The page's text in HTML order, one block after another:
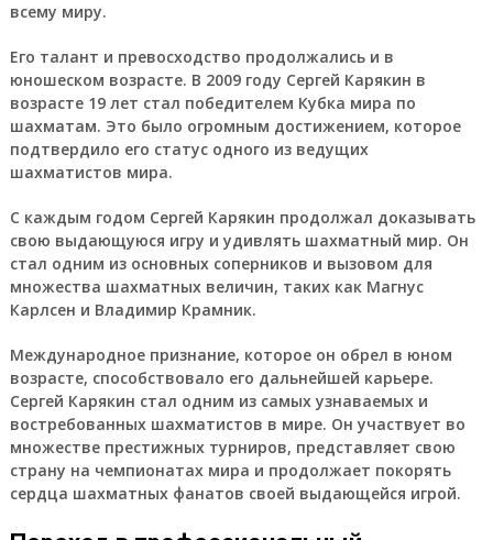
всему миру.
Его талант и превосходство продолжались и в
юношеском возрасте. В 2009 году Сергей Карякин в
возрасте 19 лет стал победителем Кубка мира по
шахматам. Это было огромным достижением, которое
подтвердило его статус одного из ведущих
шахматистов мира.
С каждым годом Сергей Карякин продолжал доказывать
свою выдающуюся игру и удивлять шахматный мир. Он
стал одним из основных соперников и вызовом для
множества шахматных величин, таких как Магнус
Карлсен и Владимир Крамник.
Международное признание, которое он обрел в юном
возрасте, способствовало его дальнейшей карьере.
Сергей Карякин стал одним из самых узнаваемых и
востребованных шахматистов в мире. Он участвует во
множестве престижных турниров, представляет свою
страну на чемпионатах мира и продолжает покорять
сердца шахматных фанатов своей выдающейся игрой.